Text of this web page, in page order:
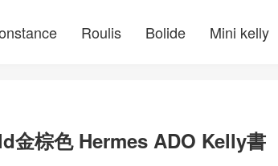
Roulis Bolide Mini kelly
金棕色 Hermes ADO Kelly書